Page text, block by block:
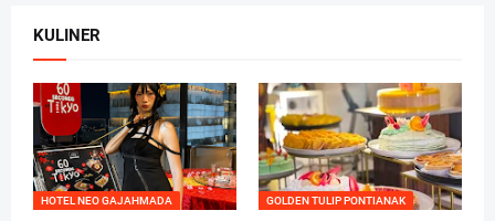
KULINER
HOTEL NEO GAJAHMADA GOLDEN TULIP PONTIANAK